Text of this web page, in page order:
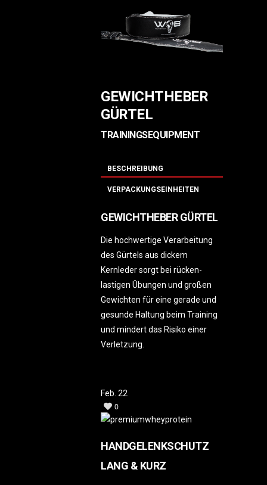
GEWICHTHEBER
GÜRTEL
TRAININGSEQUIPMENT
BESCHREIBUNG
VERPACKUNGSEINHEITEN
GEWICHTHEBER GÜRTEL
Die hochwertige Verarbeitung
des Gürtels aus dickem
Kernleder sorgt bei rücken-
lastigen Übungen und großen
Gewichten für eine gerade und
gesunde Haltung beim Training
und mindert das Risiko einer
Verletzung.
Feb. 22
0
HANDGELENKSCHUTZ
LANG & KURZ